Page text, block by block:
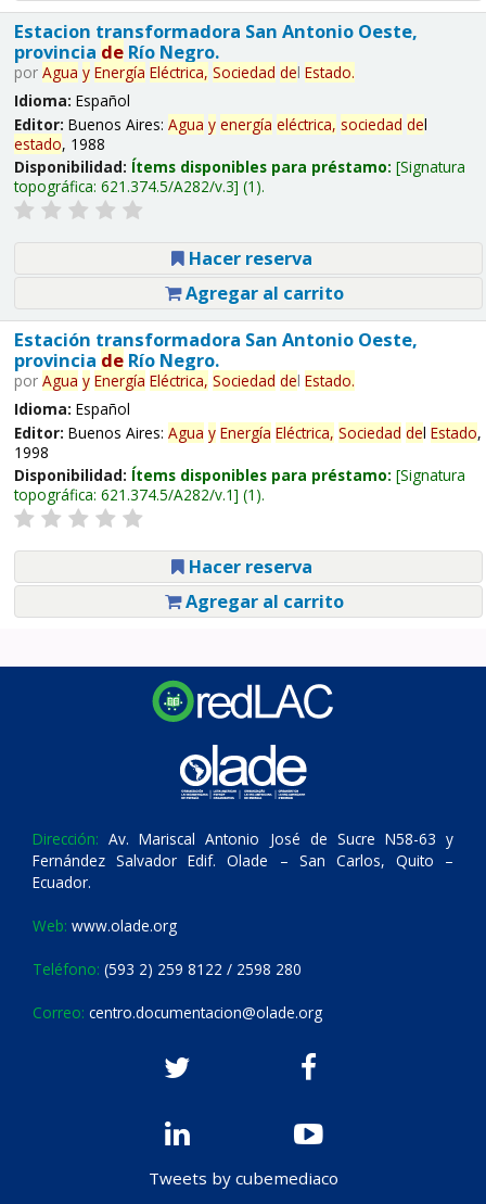
Estacion transformadora San Antonio Oeste,
provincia deRío Negro.
por Agua y Energía Eléctrica, Sociedad del Estado.
Idioma: Español
Editor: Buenos Aires: Agua y energía eléctrica, sociedad del
estado, 1988
Disponibilidad: Ítems disponibles para préstamo: Signatura
topográfica: 621.374.5/A282/v.3 (1).
Hacer reserva
Agregar al carrito
Estación transformadora San Antonio Oeste,
provincia deRío Negro.
por Agua y Energía Eléctrica, Sociedad del Estado.
Idioma: Español
Editor: Buenos Aires: Agua y Energía Eléctrica, Sociedad del Estado,
1998
Disponibilidad: Ítems disponibles para préstamo: Signatura
topográfica: 621.374.5/A282/v.1 (1).
Hacer reserva
Agregar al carrito
Dirección: Av. Mariscal Antonio José de Sucre N58-63 y
Fernández Salvador Edif. Olade – San Carlos, Quito –
Ecuador.
Web: www.olade.org
Teléfono: (593 2) 259 8122 / 2598 280
Correo: centro.documentacion@olade.org
Tweets by cubemediaco